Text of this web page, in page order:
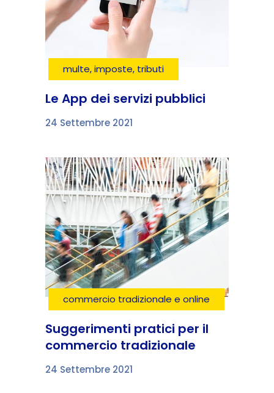
multe, imposte, tributi
Le App dei servizi pubblici
24 Settembre 2021
commercio tradizionale e online
Suggerimenti pratici per il
commercio tradizionale
24 Settembre 2021